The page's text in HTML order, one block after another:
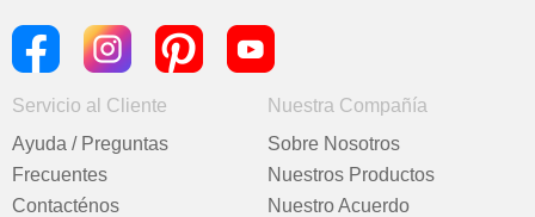
Servicio al Cliente
Ayuda / Preguntas
Frecuentes
Contacténos
Nuestra Compañía
Sobre Nosotros
Nuestros Productos
Nuestro Acuerdo